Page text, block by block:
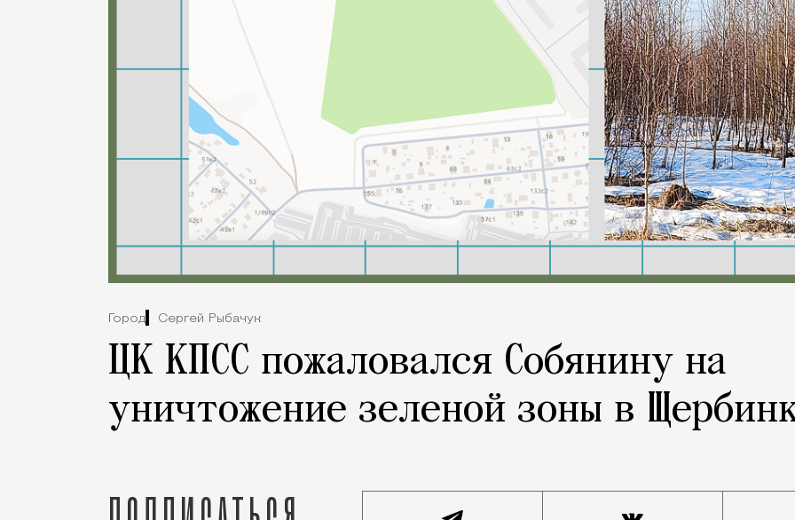
Город Сергей Рыбачук
ЦК КПСС пожаловался Собянину на
уничтожение зеленой зоны в